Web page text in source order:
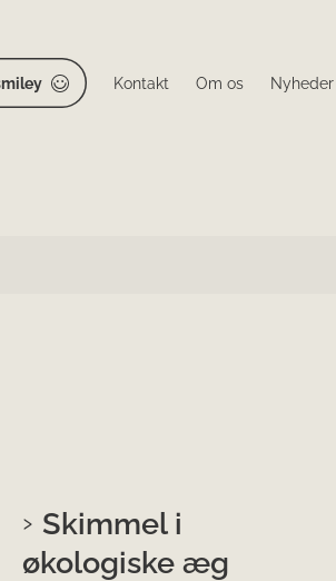
Kontakt Om os Nyheder
Skimmel i
økologiske æg